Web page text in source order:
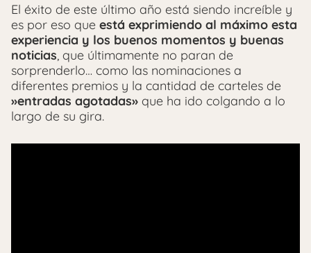
El éxito de este último año está siendo increíble y
es por eso que está exprimiendo al máximo esta
experiencia y los buenos momentos y buenas
noticias, que últimamente no paran de
sorprenderlo… como las nominaciones a
diferentes premios y la cantidad de carteles de
»entradas agotadas» que ha ido colgando a lo
largo de su gira.